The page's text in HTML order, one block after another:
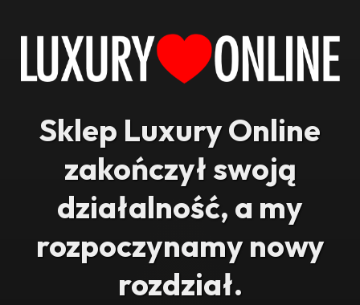
Sklep Luxury Online
zakończył swoją
działalność, a my
rozpoczynamy nowy
rozdział.